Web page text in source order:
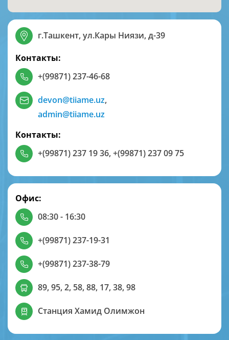
г.Ташкент, ул.Кары Ниязи, д-39
Контакты:
+(99871) 237-46-68
devon@tiiame.uz,
admin@tiiame.uz
Контакты:
+(99871) 237 19 36,+(99871) 237 09 75
Офис:
08:30 - 16:30
+(99871) 237-19-31
+(99871) 237-38-79
89, 95, 2, 58, 88, 17, 38, 98
Станция Хамид Олимжон